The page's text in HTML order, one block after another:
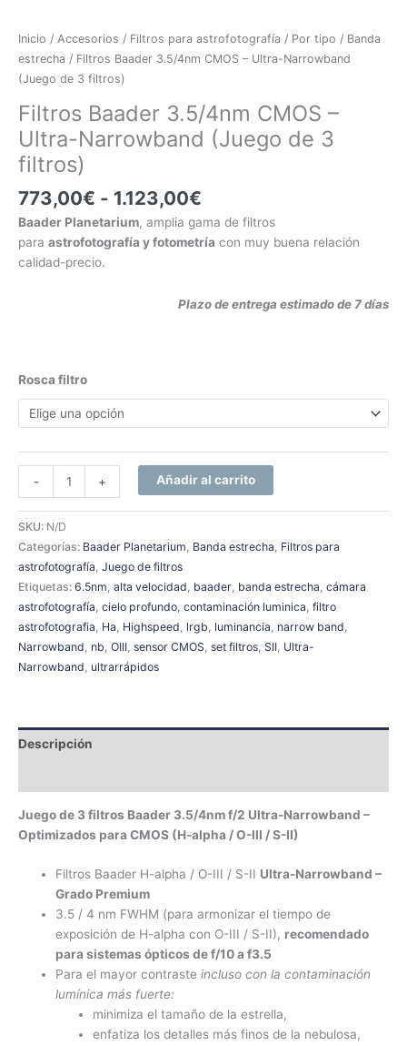
Inicio / Accesorios / Filtros para astrofotografía / Por tipo / Banda
estrecha / Filtros Baader 3.5/4nm CMOS – Ultra-Narrowband
(Juego de 3 filtros)
Filtros Baader 3.5/4nm CMOS –
Ultra-Narrowband (Juego de 3
filtros)
773,00€ - 1.123,00€
Baader Planetarium, amplia gama de filtros
para astrofotografía y fotometría con muy buena relación
calidad-precio.
Plazo de entrega estimado de 7 días
Rosca filtro
- + Añadir al carrito
SKU: N/D
Categorías: Baader Planetarium Banda estrecha Filtros para
astrofotografía Juego de filtros
Etiquetas: 6.5nm alta velocidad baader banda estrecha cámara
astrofotografía cielo profundo contaminación luminica filtro
astrofotografia Ha Highspeed lrgb luminancia narrow band
Narrowband nb OIII sensor CMOS set filtros SII Ultra-
Narrowband ultrarrápidos
Descripción
Juego de 3 filtros Baader 3.5/4nm f/2 Ultra-Narrowband –
Optimizados para CMOS (H-alpha / O-III / S-II)
Filtros Baader H-alpha / O-III / S-II Ultra-Narrowband –
Grado Premium
3.5 / 4 nm FWHM (para armonizar el tiempo de
exposición de H-alpha con O-III / S-II), recomendado
para sistemas ópticos de f/10 a f3.5
Para el mayor contrasteincluso con la contaminación
lumínica más fuerte:
minimiza el tamaño de la estrella,
enfatiza los detalles más finos de la nebulosa,